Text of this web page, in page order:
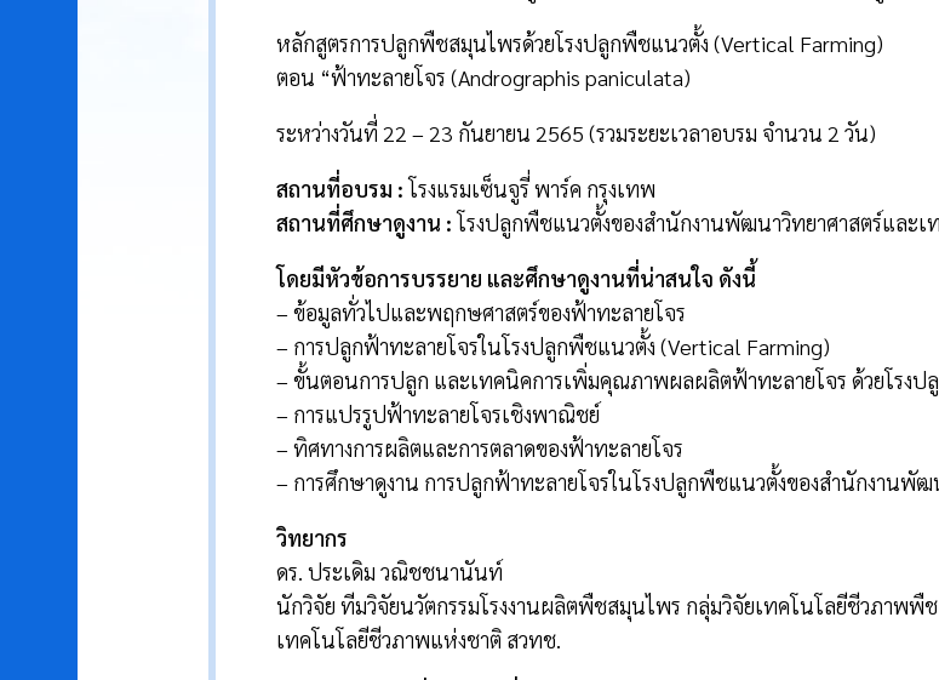
หลักสูตรการปลูกพืชสมุนไพรด้วยโรงปลูกพืชแนวตั้ง (Vertical Farming)
ตอน “ฟ้าทะลายโจร (Andrographis paniculata)
ระหว่างวันที่ 22 – 23 กันยายน 2565 (รวมระยะเวลาอบรม จำนวน 2 วัน)
สถานที่อบรม :โรงแรมเซ็นจูรี่ พาร์ค กรุงเทพ
สถานที่ศึกษาดูงาน :โรงปลูกพืชแนวตั้งของสำนักงานพัฒนาวิทยาศาสตร์และเ
โดยมีหัวข้อการบรรยาย และศึกษาดูงานที่น่าสนใจ ดังนี้
– ข้อมูลทั่วไปและพฤกษศาสตร์ของฟ้าทะลายโจร
– การปลูกฟ้าทะลายโจรในโรงปลูกพืชแนวตั้ง (Vertical Farming)
– ขั้นตอนการปลูก และเทคนิคการเพิ่มคุณภาพผลผลิตฟ้าทะลายโจร ด้วยโรงป
– การแปรรูปฟ้าทะลายโจรเชิงพาณิชย์
– ทิศทางการผลิตและการตลาดของฟ้าทะลายโจร
– การศึกษาดูงาน การปลูกฟ้าทะลายโจรในโรงปลูกพืชแนวตั้งของสำนักงานพั
วิทยากร
ดร. ประเดิม วณิชชนานันท์
นักวิจัย ทีมวิจัยนวัตกรรมโรงงานผลิตพืชสมุนไพร กลุ่มวิจัยเทคโนโลยีชีวภาพ
เทคโนโลยีชีวภาพแห่งชาติ สวทช.